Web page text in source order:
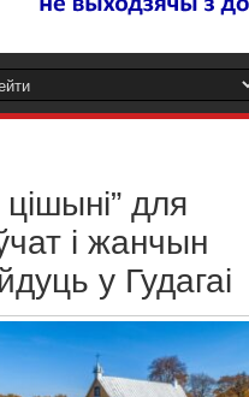
цішыні” для
і жанчын
у Гудагаі